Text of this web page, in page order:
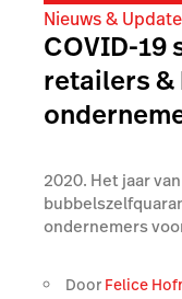
Nieuws &
COVID-19
retailers &
2020. Het jaar
ondernemers
Door Felice